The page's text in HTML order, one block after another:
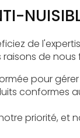
de
de
pour
conformes
priorité, et